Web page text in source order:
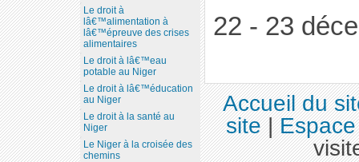
22 - 23
Le droit à
lâ€™alimentation à
lâ€™épreuve des crises
alimentaires
Le droit à lâ€™eau
potable au Niger
Le droit à lâ€™éducation
au Niger
Le droit à la santé au
Niger
Le Niger à la croisée des
chemins
Accueil du
site|